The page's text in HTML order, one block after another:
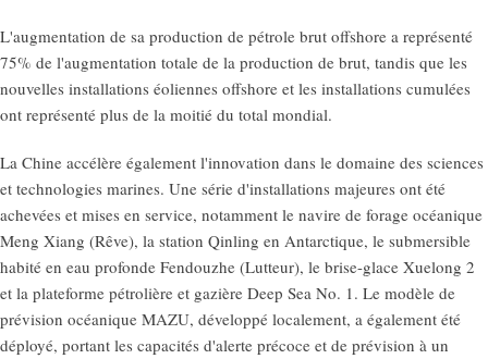
L'augmentation de sa production de pétrole brut offshore a représenté
75% de l'augmentation totale de la production de brut, tandis que les
nouvelles installations éoliennes offshore et les installations cumulées
ont représenté plus de la moitié du total mondial.
La Chine accélère également l'innovation dans le domaine des sciences
et technologies marines. Une série d'installations majeures ont été
achevées et mises en service, notamment le navire de forage océanique
Meng Xiang (Rêve), la station Qinling en Antarctique, le submersible
habité en eau profonde Fendouzhe (Lutteur), le brise-glace Xuelong 2
et la plateforme pétrolière et gazière Deep Sea No. 1. Le modèle de
prévision océanique MAZU, développé localement, a également été
déployé, portant les capacités d'alerte précoce et de prévision à un